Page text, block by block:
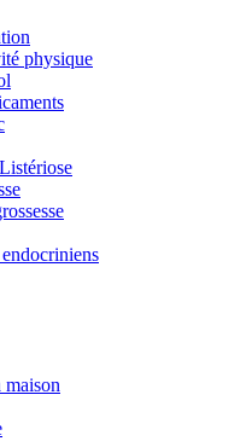
physique
maison